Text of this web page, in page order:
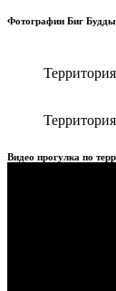
Фотографии Биг Будды
Видео прогулка по